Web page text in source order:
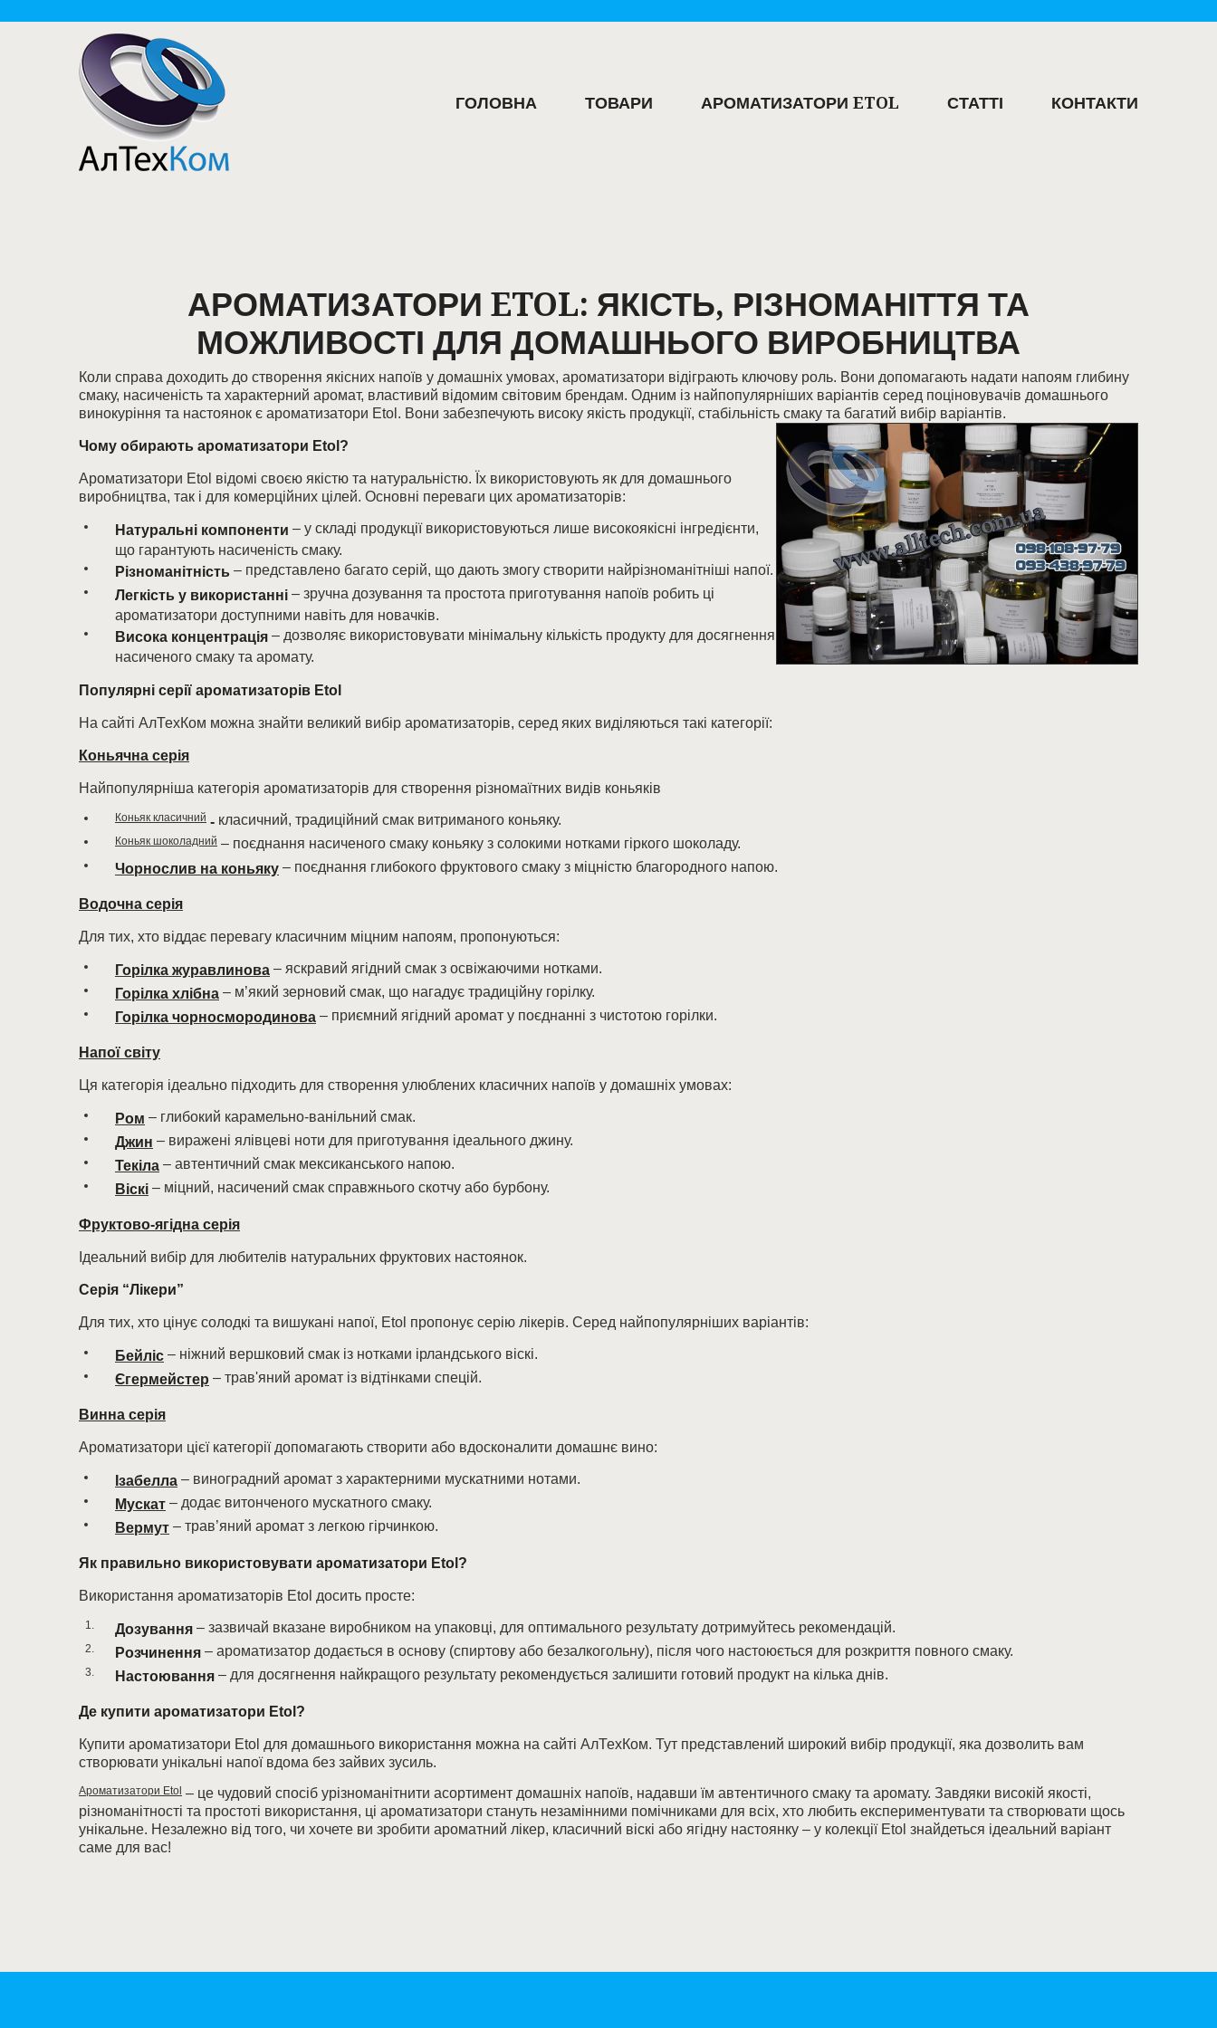
ГОЛОВНА ТОВАРИ АРОМАТИЗАТОРИ ETOL СТАТТІ КОНТАКТИ
АРОМАТИЗАТОРИ ETOL: ЯКІСТЬ, РІЗНОМАНІТТЯ ТА
МОЖЛИВОСТІ ДЛЯ ДОМАШНЬОГО ВИРОБНИЦТВА
Коли справа доходить до створення якісних напоїв у домашніх умовах, ароматизатори відіграють ключову роль. Вони допомагають надати напоям глибину
смаку, насиченість та характерний аромат, властивий відомим світовим брендам. Одним із найпопулярніших варіантів серед поціновувачів домашнього
винокуріння та настоянок є ароматизатори Etol. Вони забезпечують високу якість продукції, стабільність смаку та багатий вибір варіантів.
Чому обирають ароматизатори Etol?
Ароматизатори Etol відомі своєю якістю та натуральністю. Їх використовують як для домашнього
виробництва, так і для комерційних цілей. Основні переваги цих ароматизаторів:
Натуральні компоненти – у складі продукції використовуються лише високоякісні інгредієнти,
що гарантують насиченість смаку.
Різноманітність – представлено багато серій, що дають змогу створити найрізноманітніші напої.
Легкість у використанні – зручна дозування та простота приготування напоїв робить ці
ароматизатори доступними навіть для новачків.
Висока концентрація – дозволяє використовувати мінімальну кількість продукту для досягнення
насиченого смаку та аромату.
Популярні серії ароматизаторів Etol
На сайті АлТехКом можна знайти великий вибір ароматизаторів, серед яких виділяються такі категорії:
Коньячна серія
Найпопулярніша категорія ароматизаторів для створення різномаїтних видів коньяків
Коньяк класичний - класичний, традиційний смак витриманого коньяку.
Коньяк шоколадний – поєднання насиченого смаку коньяку з солокими нотками гіркого шоколаду.
Чорнослив на коньяку – поєднання глибокого фруктового смаку з міцністю благородного напою.
Водочна серія
Для тих, хто віддає перевагу класичним міцним напоям, пропонуються:
Горілка журавлинова – яскравий ягідний смак з освіжаючими нотками.
Горілка хлібна – м’який зерновий смак, що нагадує традиційну горілку.
Горілка чорносмородинова – приємний ягідний аромат у поєднанні з чистотою горілки.
Напої світу
Ця категорія ідеально підходить для створення улюблених класичних напоїв у домашніх умовах:
Ром – глибокий карамельно-ванільний смак.
Джин – виражені ялівцеві ноти для приготування ідеального джину.
Текіла – автентичний смак мексиканського напою.
Віскі – міцний, насичений смак справжнього скотчу або бурбону.
Фруктово-ягідна серія
Ідеальний вибір для любителів натуральних фруктових настоянок.
Серія “Лікери”
Для тих, хто цінує солодкі та вишукані напої, Etol пропонує серію лікерів. Серед найпопулярніших варіантів:
Бейліс – ніжний вершковий смак із нотками ірландського віскі.
Єгермейстер – трав'яний аромат із відтінками спецій.
Винна серія
Ароматизатори цієї категорії допомагають створити або вдосконалити домашнє вино:
Ізабелла – виноградний аромат з характерними мускатними нотами.
Мускат – додає витонченого мускатного смаку.
Вермут – трав’яний аромат з легкою гірчинкою.
Як правильно використовувати ароматизатори Etol?
Використання ароматизаторів Etol досить просте:
Дозування – зазвичай вказане виробником на упаковці, для оптимального результату дотримуйтесь рекомендацій.
Розчинення – ароматизатор додається в основу (спиртову або безалкогольну), після чого настоюється для розкриття повного смаку.
Настоювання – для досягнення найкращого результату рекомендується залишити готовий продукт на кілька днів.
Де купити ароматизатори Etol?
Купити ароматизатори Etol для домашнього використання можна на сайті АлТехКом. Тут представлений широкий вибір продукції, яка дозволить вам
створювати унікальні напої вдома без зайвих зусиль.
Ароматизатори Etol – це чудовий спосіб урізноманітнити асортимент домашніх напоїв, надавши їм автентичного смаку та аромату. Завдяки високій якості,
різноманітності та простоті використання, ці ароматизатори стануть незамінними помічниками для всіх, хто любить експериментувати та створювати щось
унікальне. Незалежно від того, чи хочете ви зробити ароматний лікер, класичний віскі або ягідну настоянку – у колекції Etol знайдеться ідеальний варіант
саме для вас!